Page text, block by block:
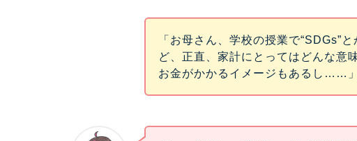
「お母さん、学校の授業で“SDGs”
ど、正直、家計にとってはどんな意
お金がかかるイメージもあるし……」